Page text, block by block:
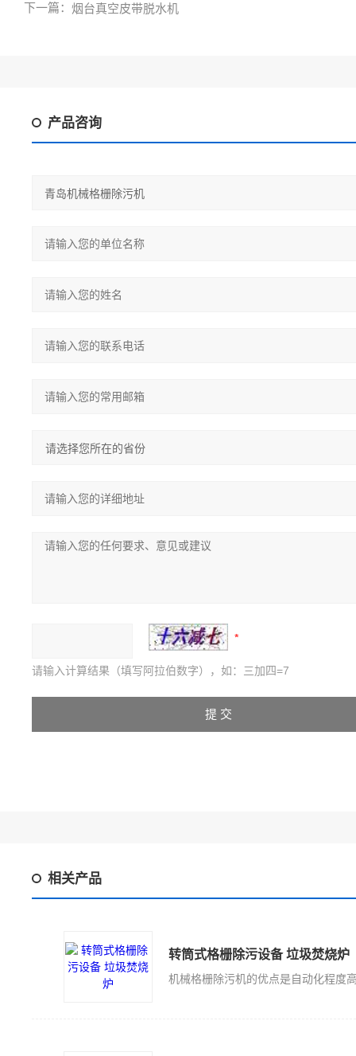
下一篇： 烟台真空皮带脱水机
产品咨询
请输入计算结果（填写阿拉伯数字），如：三加四=7
相关产品
转筒式格栅除污设备 垃圾焚烧炉